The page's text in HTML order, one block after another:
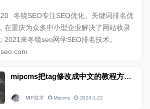
冬镜SEO专注SEO优化、关键词排名优
在重庆为众多中小型企业解决了网站收录
2021来冬镜seo网学SEO排名技术。
mipcms把tag修改成中文的教程方法
MIP技术 Mipcms 2020-1-22